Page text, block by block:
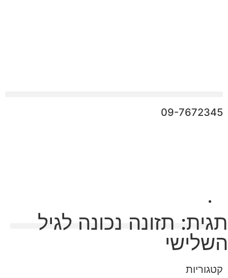
09-7672345
תגית: תזונה נכונה לגיל
השלישי
קטגוריות